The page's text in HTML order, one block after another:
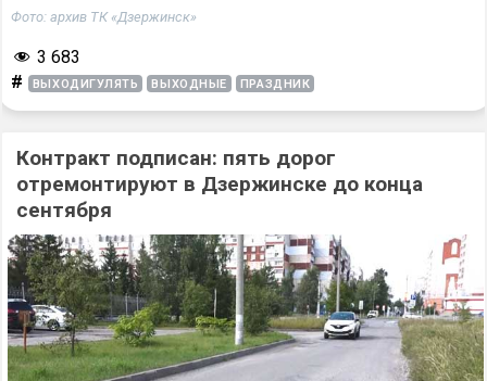
Фото: архив ТК «Дзержинск»
3 683
# ВЫХОДИГУЛЯТЬ ВЫХОДНЫЕ ПРАЗДНИК
Контракт подписан: пять дорог
отремонтируют в Дзержинске до конца
сентября